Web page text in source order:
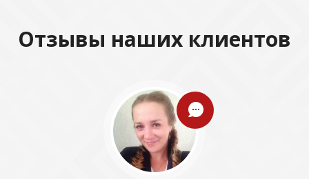
Отзывы наших клиентов